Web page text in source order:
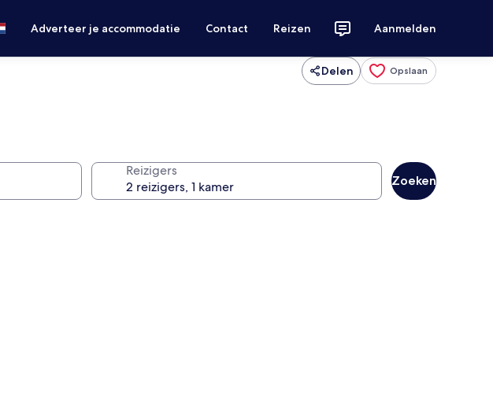
Adverteer je accommodatie Contact Reizen Aanmelden
Delen Opslaan
Reizigers
Zoeken